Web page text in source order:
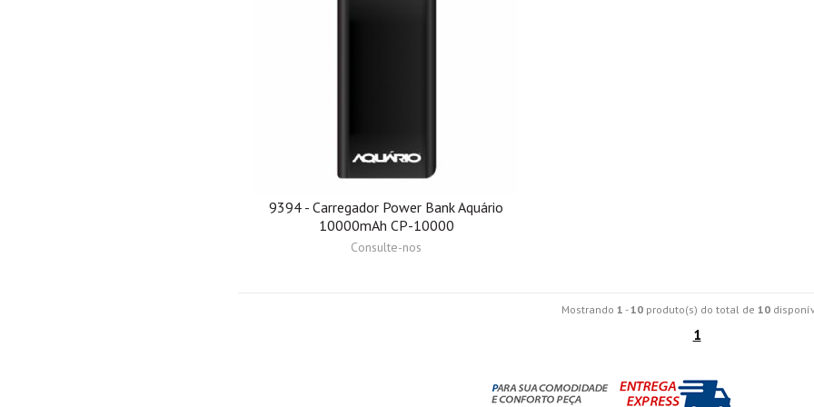
9394 - Carregador Power Bank Aquário
10000mAh CP-10000
Consulte-nos
Mostrando 1 - 10produto(s) do total de 10
1